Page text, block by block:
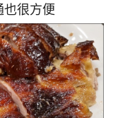
很方便